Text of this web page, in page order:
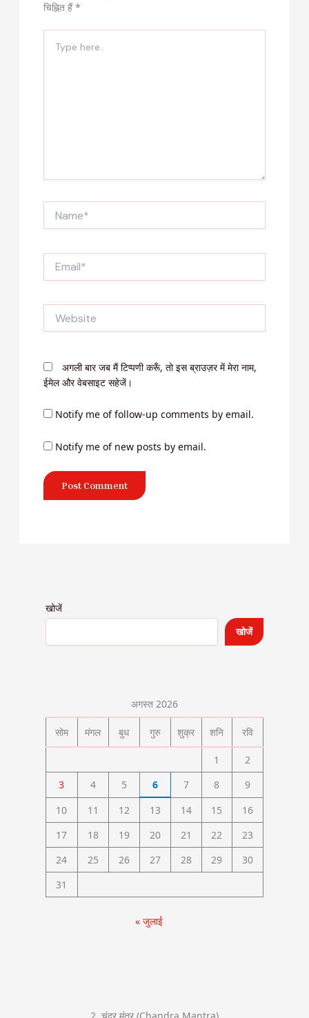
चिह्नित हैं*
here..
अगली बार जब मैं टिप्पणी करूँ, तो इस ब्राउज़र में मेरा नाम,
ईमेल और वेबसाइट सहेजें।
Notify me of follow-up comments by email.
Notify me of new posts by email.
खोजें
खोजें
अगस्त 2026
सोम मंगल बुध गुरु शुक्र शनि रवि
1
2
3
4 5 6 7 8
9
10
11 12 13 14 15
16
17
18 19 20 21 22
23
24
25 26 27 28 29
30
31
« जुलाई